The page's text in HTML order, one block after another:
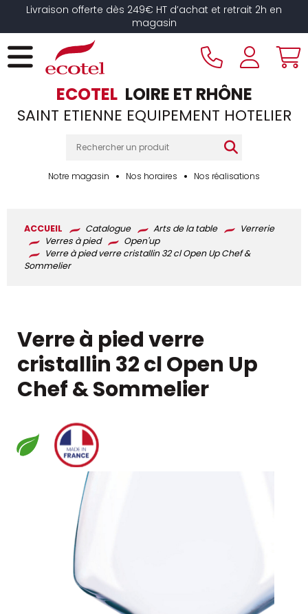
Livraison offerte dès 249€ HT d’achat et retrait 2h en
magasin
ECOTEL LOIRE ET RHÔNE
SAINT ETIENNE EQUIPEMENT HOTELIER
Notre magasin Nos horaires Nos réalisations
ACCUEIL Catalogue Arts de la table
Verrerie
Verres à pied
Open'up
Verre à pied verre cristallin 32 cl Open Up Chef &
Sommelier
Verre à pied verre
cristallin 32 cl Open Up
Chef & Sommelier
Panneau de gestion des cookies